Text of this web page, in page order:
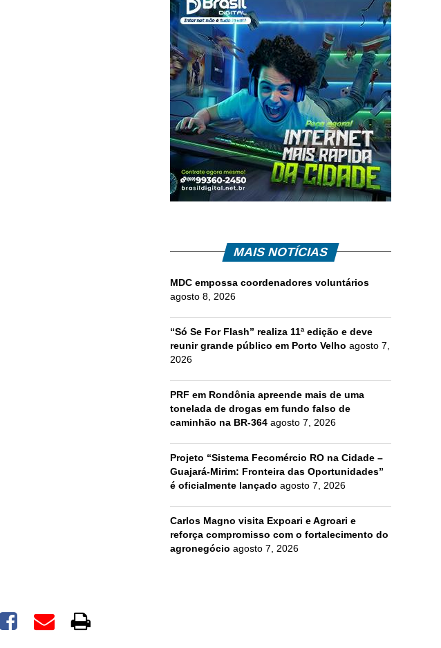
MAIS NOTÍCIAS
MDC empossa coordenadores voluntários
agosto 8, 2026
“Só Se For Flash” realiza 11ª edição e deve
reunir grande público em Porto Velho agosto 7,
2026
PRF em Rondônia apreende mais de uma
tonelada de drogas em fundo falso de
caminhão na BR-364 agosto 7, 2026
Projeto “Sistema Fecomércio RO na Cidade –
Guajará-Mirim: Fronteira das Oportunidades”
é oficialmente lançado agosto 7, 2026
Carlos Magno visita Expoari e Agroari e
reforça compromisso com o fortalecimento do
agronegócio agosto 7, 2026